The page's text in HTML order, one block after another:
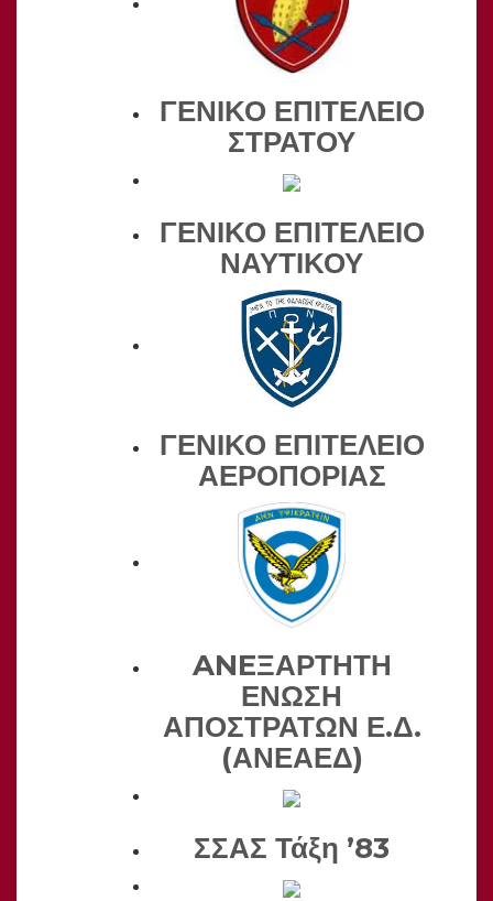
ΓΕΝΙΚΟ ΕΠΙΤΕΛΕΙΟ
ΣΤΡΑΤΟΥ
ΓΕΝΙΚΟ ΕΠΙΤΕΛΕΙΟ
ΝΑΥΤΙΚΟΥ
ΓΕΝΙΚΟ ΕΠΙΤΕΛΕΙΟ
ΑΕΡΟΠΟΡΙΑΣ
ANEΞΑΡΤΗΤΗ
ΕΝΩΣΗ
ΑΠΟΣΤΡΑΤΩΝ Ε.Δ.
(ΑΝΕΑΕΔ)
ΣΣΑΣ Τάξη ’83